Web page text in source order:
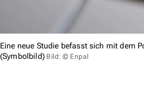
Eine neue Studie befasst sich mit dem
(Symbolbild) Bild: © Enpal